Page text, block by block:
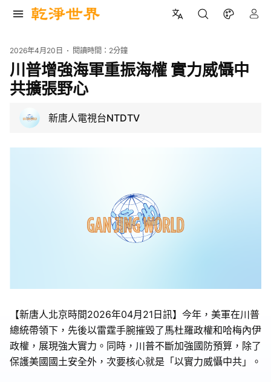
2026年4月20日 閱讀時間： 2分鐘
川普增強海軍重振海權 實力威懾中
共擴張野心
新唐人電視台NTDTV
【新唐人北京時間2026年04月21日訊】今年，美軍在川普
總統帶領下，先後以雷霆手腕摧毀了馬杜羅政權和哈梅內伊
政權，展現強大實力。同時，川普不斷加強國防預算，除了
保護美國國土安全外，次要核心就是「以實力威懾中共」。